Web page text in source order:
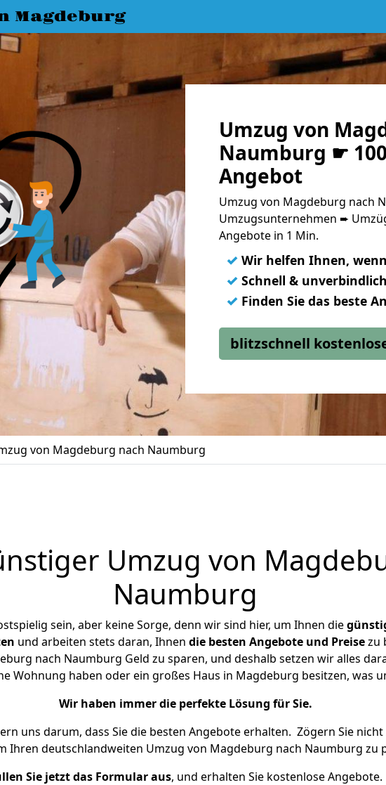
Magdeburg
Umzug von
Naumburg ☛
Angebot
Umzug von Magdeburg nach
Umzugsunternehmen ➨
Angebote in 1 Min.
✓ Wir helfen Ihnen,
✓ Schnell &
✓ Finden Sie das beste
blitzschnell
von Magdeburg nach Naumburg
Umzug von
Naumburg
sein, aber keine Sorge, denn wir sind hier, um Ihnen die
und arbeiten stets daran, Ihnen die besten Angebote und Preisezu
nach Naumburg Geld zu sparen, und deshalb setzen wir alles
Wohnung haben oder ein großes Haus in Magdeburg besitzen, was
Wir haben immer die perfekte Lösung für Sie.
uns darum, dass Sie die besten Angebote erhalten. Zögern Sie
Ihren deutschlandweiten Umzug von Magdeburg nach Naumburg zu
Sie jetzt das Formular aus, und erhalten Sie kostenlose Angebote.